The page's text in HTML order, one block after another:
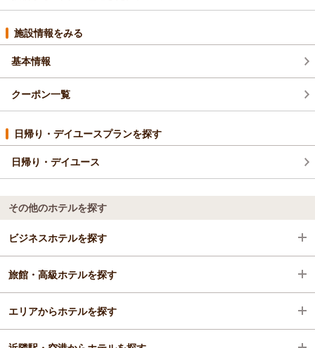
施設情報をみる
基本情報
クーポン一覧
日帰り・デイユースプランを探す
日帰り・デイユース
その他のホテルを探す
ビジネスホテルを探す
沖縄県
那覇
旅館・高級ホテルを探す
沖縄県
エリアからホテルを探す